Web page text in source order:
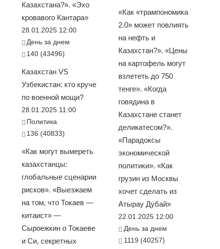
Казахстана?». «Эхо
кровавого Кантара»
28.01.2025 12:00
День за днем
140 (43496)
Казахстан VS
Узбекистан: кто круче
по военной мощи?
28.01.2025 11:00
Политика
136 (40833)
«Как могут вымереть
казахстанцы:
глобальные сценарии
рисков». «Выезжаем
на том, что Токаев —
китаист» —
Сыроежкин о Токаеве
и Си, секретных
«Как «трампономика
2.0» может повлиять
на нефть и
Казахстан?». «Цены
на картофель могут
взлететь до 750
тенге». «Когда
говядина в
Казахстане станет
деликатесом?».
«Парадоксы
экономической
политики». «Как
грузин из Москвы
хочет сделать из
Атырау Дубай»
22.01.2025 12:00
День за днем
1119 (40257)